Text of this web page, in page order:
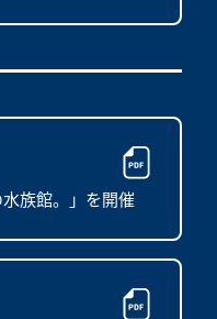
水族館。」を開催